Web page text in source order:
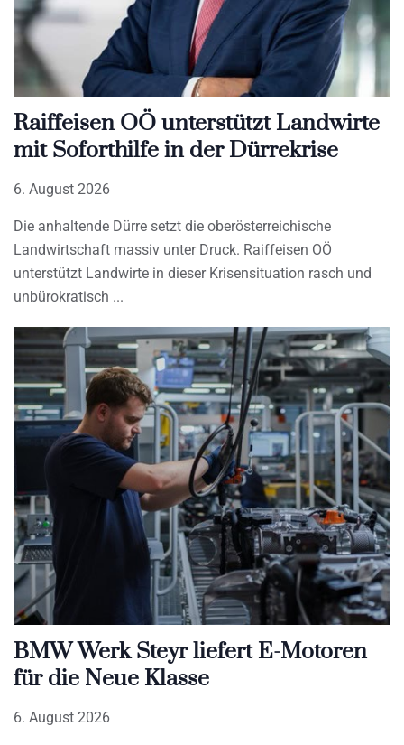
Raiffeisen OÖ unterstützt Landwirte
mit Soforthilfe in der Dürrekrise
6. August 2026
Die anhaltende Dürre setzt die oberösterreichische
Landwirtschaft massiv unter Druck. Raiffeisen OÖ
unterstützt Landwirte in dieser Krisensituation rasch und
unbürokratisch
BMW Werk Steyr liefert E-Motoren
für die Neue Klasse
6. August 2026